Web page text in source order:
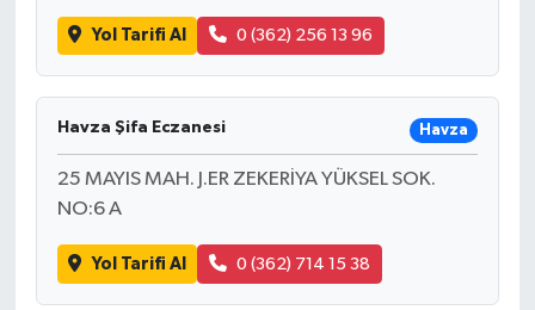
Yol Tarifi Al 0 (362) 256 13 96
Havza Şifa Eczanesi Havza
25 MAYIS MAH. J.ER ZEKERİYA YÜKSEL SOK.
NO:6 A
Yol Tarifi Al 0 (362) 714 15 38